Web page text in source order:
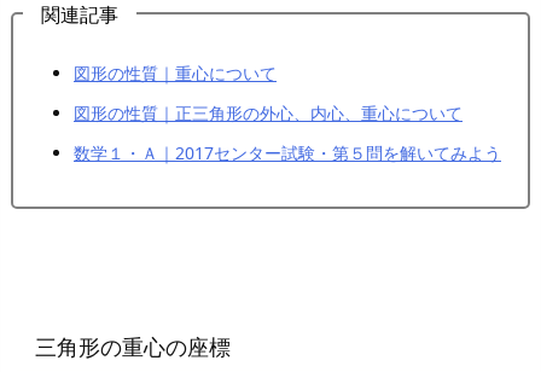
関連記事
図形の性質｜重心について
図形の性質｜正三角形の外心、内心、重心について
数学１・Ａ｜2017センター試験・第５問を解いてみよう
三角形の重心の座標